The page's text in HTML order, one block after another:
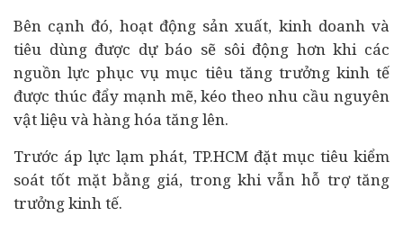
Bên cạnh đó, hoạt động sản xuất, kinh doanh và
tiêu dùngđược dự báo sẽ sôi động hơn khi các
nguồn lực phục vụ mục tiêu tăng trưởng kinh tế
được thúc đẩy mạnh mẽ, kéo theo nhu cầu nguyên
vật liệu và hàng hóa tăng lên.
Trước áp lực lạm phát, TP.HCM đặt mục tiêu kiểm
soát tốt mặt bằng giá, trong khi vẫn hỗ trợ tăng
trưởng kinh tế.